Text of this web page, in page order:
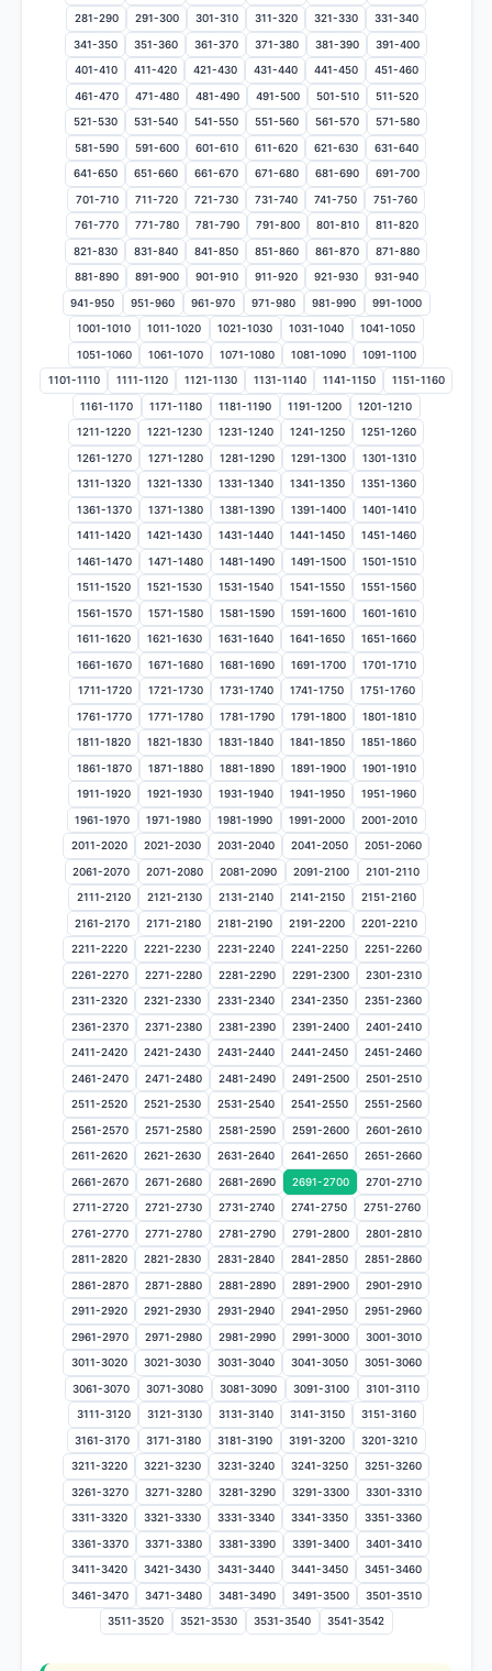
281-290 291-300 301-310 311-320 321-330 331-340
341-350 351-360 361-370 371-380 381-390 391-400
401-410 411-420 421-430 431-440 441-450 451-460
461-470 471-480 481-490 491-500 501-510 511-520
521-530 531-540 541-550 551-560 561-570 571-580
581-590 591-600 601-610 611-620 621-630 631-640
641-650 651-660 661-670 671-680 681-690 691-700
701-710 711-720 721-730 731-740 741-750 751-760
761-770 771-780 781-790 791-800 801-810 811-820
821-830 831-840 841-850 851-860 861-870 871-880
881-890 891-900 901-910 911-920 921-930 931-940
941-950 951-960 961-970 971-980 981-990 991-1000
1001-1010 1011-1020 1021-1030 1031-1040 1041-1050
1051-1060 1061-1070 1071-1080 1081-1090 1091-1100
1101-1110 1111-1120 1121-1130 1131-1140 1141-1150 1151-1160
1161-1170 1171-1180 1181-1190 1191-1200 1201-1210
1211-1220 1221-1230 1231-1240 1241-1250 1251-1260
1261-1270 1271-1280 1281-1290 1291-1300 1301-1310
1311-1320 1321-1330 1331-1340 1341-1350 1351-1360
1361-1370 1371-1380 1381-1390 1391-1400 1401-1410
1411-1420 1421-1430 1431-1440 1441-1450 1451-1460
1461-1470 1471-1480 1481-1490 1491-1500 1501-1510
1511-1520 1521-1530 1531-1540 1541-1550 1551-1560
1561-1570 1571-1580 1581-1590 1591-1600 1601-1610
1611-1620 1621-1630 1631-1640 1641-1650 1651-1660
1661-1670 1671-1680 1681-1690 1691-1700 1701-1710
1711-1720 1721-1730 1731-1740 1741-1750 1751-1760
1761-1770 1771-1780 1781-1790 1791-1800 1801-1810
1811-1820 1821-1830 1831-1840 1841-1850 1851-1860
1861-1870 1871-1880 1881-1890 1891-1900 1901-1910
1911-1920 1921-1930 1931-1940 1941-1950 1951-1960
1961-1970 1971-1980 1981-1990 1991-2000 2001-2010
2011-2020 2021-2030 2031-2040 2041-2050 2051-2060
2061-2070 2071-2080 2081-2090 2091-2100 2101-2110
2111-2120 2121-2130 2131-2140 2141-2150 2151-2160
2161-2170 2171-2180 2181-2190 2191-2200 2201-2210
2211-2220 2221-2230 2231-2240 2241-2250 2251-2260
2261-2270 2271-2280 2281-2290 2291-2300 2301-2310
2311-2320 2321-2330 2331-2340 2341-2350 2351-2360
2361-2370 2371-2380 2381-2390 2391-2400 2401-2410
2411-2420 2421-2430 2431-2440 2441-2450 2451-2460
2461-2470 2471-2480 2481-2490 2491-2500 2501-2510
2511-2520 2521-2530 2531-2540 2541-2550 2551-2560
2561-2570 2571-2580 2581-2590 2591-2600 2601-2610
2611-2620 2621-2630 2631-2640 2641-2650 2651-2660
2661-2670 2671-2680 2681-2690 2691-2700 2701-2710
2711-2720 2721-2730 2731-2740 2741-2750 2751-2760
2761-2770 2771-2780 2781-2790 2791-2800 2801-2810
2811-2820 2821-2830 2831-2840 2841-2850 2851-2860
2861-2870 2871-2880 2881-2890 2891-2900 2901-2910
2911-2920 2921-2930 2931-2940 2941-2950 2951-2960
2961-2970 2971-2980 2981-2990 2991-3000 3001-3010
3011-3020 3021-3030 3031-3040 3041-3050 3051-3060
3061-3070 3071-3080 3081-3090 3091-3100 3101-3110
3111-3120 3121-3130 3131-3140 3141-3150 3151-3160
3161-3170 3171-3180 3181-3190 3191-3200 3201-3210
3211-3220 3221-3230 3231-3240 3241-3250 3251-3260
3261-3270 3271-3280 3281-3290 3291-3300 3301-3310
3311-3320 3321-3330 3331-3340 3341-3350 3351-3360
3361-3370 3371-3380 3381-3390 3391-3400 3401-3410
3411-3420 3421-3430 3431-3440 3441-3450 3451-3460
3461-3470 3471-3480 3481-3490 3491-3500 3501-3510
3511-3520 3521-3530 3531-3540 3541-3542